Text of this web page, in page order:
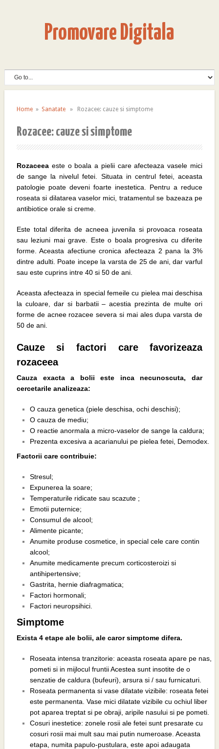
Promovare Digitala
Home» Sanatate» Rozacee: cauze si simptome
Rozacee: cauze si simptome
Rozaceea este o boala a pielii care afecteaza vasele mici
de sange la nivelul fetei. Situata in centrul fetei, aceasta
patologie poate deveni foarte inestetica. Pentru a reduce
roseata si dilatarea vaselor mici, tratamentul se bazeaza pe
antibiotice orale si creme.
Este total diferita de acneea juvenila si provoaca roseata
sau leziuni mai grave. Este o boala progresiva cu diferite
forme. Aceasta afectiune cronica afecteaza 2 pana la 3%
dintre adulti. Poate incepe la varsta de 25 de ani, dar varful
sau este cuprins intre 40 si 50 de ani.
Aceasta afecteaza in special femeile cu pielea mai deschisa
la culoare, dar si barbatii – acestia prezinta de multe ori
forme de acnee rozacee severa si mai ales dupa varsta de
50 de ani.
Cauze si factori care favorizeaza
rozaceea
Cauza exacta a bolii este inca necunoscuta, dar
cercetarile analizeaza:
O cauza genetica (piele deschisa, ochi deschisi);
O cauza de mediu;
O reactie anormala a micro-vaselor de sange la caldura;
Prezenta excesiva a acarianului pe pielea fetei, Demodex.
Factorii care contribuie:
Stresul;
Expunerea la soare;
Temperaturile ridicate sau scazute ;
Emotii puternice;
Consumul de alcool;
Alimente picante;
Anumite produse cosmetice, in special cele care contin
alcool;
Anumite medicamente precum corticosteroizi si
antihipertensive;
Gastrita, hernie diafragmatica;
Factori hormonali;
Factori neuropsihici.
Simptome
Exista 4 etape ale bolii, ale caror simptome difera.
Roseata intensa tranzitorie: aceasta roseata apare pe nas,
pometi si in mijlocul fruntii Acestea sunt insotite de o
senzatie de caldura (bufeuri), arsura si / sau furnicaturi.
Roseata permanenta si vase dilatate vizibile: roseata fetei
este permanenta. Vase mici dilatate vizibile cu ochiul liber
pot aparea treptat si pe obraji, aripile nasului si pe pometi.
Cosuri inestetice: zonele rosii ale fetei sunt presarate cu
cosuri rosii mai mult sau mai putin numeroase. Aceasta
etapa, numita papulo-pustulara, este apoi adaugata